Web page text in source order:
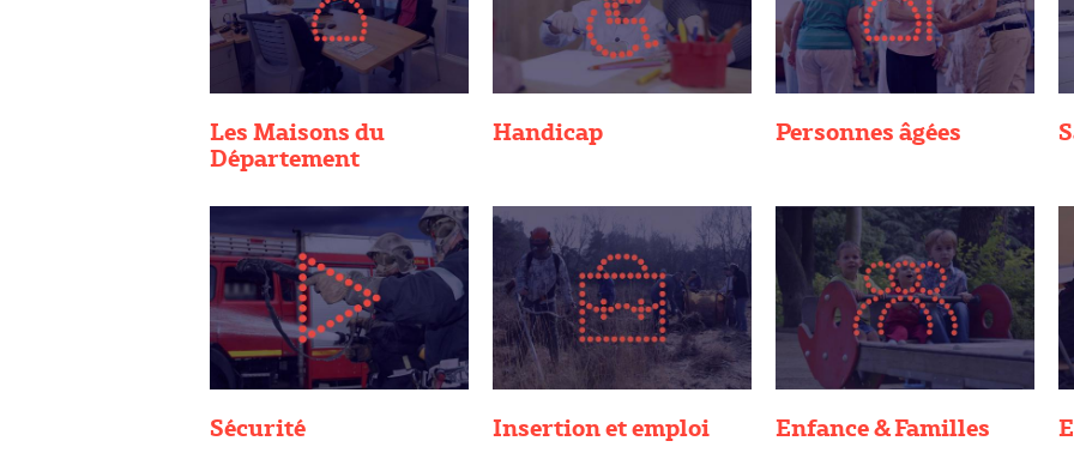
Les Maisons du
Département
Handicap Personnes âgées
Sécurité Insertion et emploi Enfance & Familles